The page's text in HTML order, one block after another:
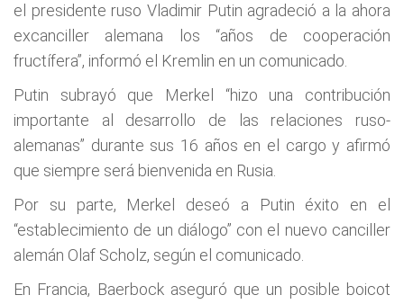
el presidente ruso Vladimir Putin agradeció a la ahora
excanciller alemana los “años de cooperación
fructífera”, informó el Kremlin en un comunicado.
Putin subrayó que Merkel “hizo una contribución
importante al desarrollo de las relaciones ruso-
alemanas” durante sus 16 años en el cargo y afirmó
que siempre será bienvenida en Rusia.
Por su parte, Merkel deseó a Putin éxito en el
“establecimiento de un diálogo” con el nuevo canciller
alemán Olaf Scholz, según el comunicado.
En Francia, Baerbock aseguró que un posible boicot